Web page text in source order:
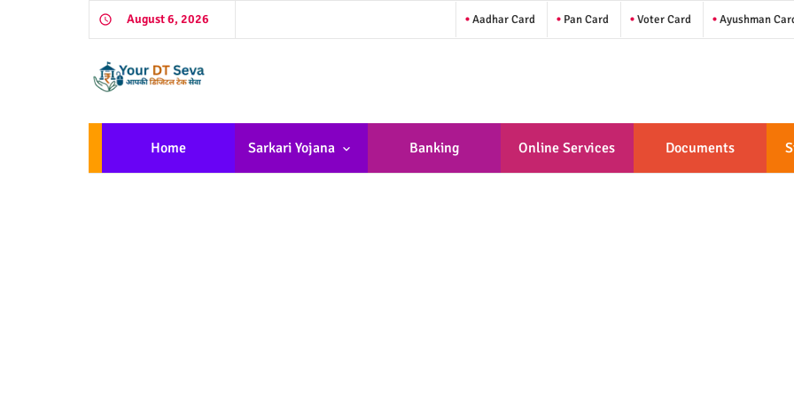
August 6, 2026 Aadhar Card Pan Card Voter Card Ayushman
Home Sarkari Yojana Banking Online Services Documents